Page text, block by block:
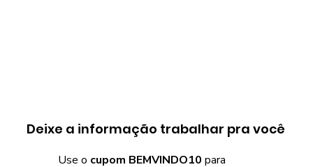
Deixe a informação trabalhar pra você
Use o cupom BEMVINDO10 para